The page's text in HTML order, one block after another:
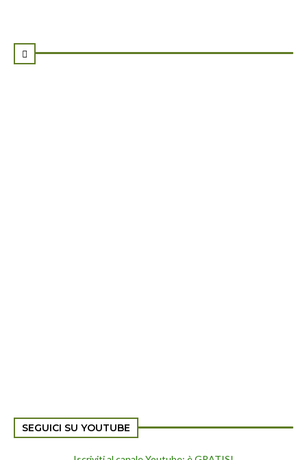

SEGUICI SU YOUTUBE